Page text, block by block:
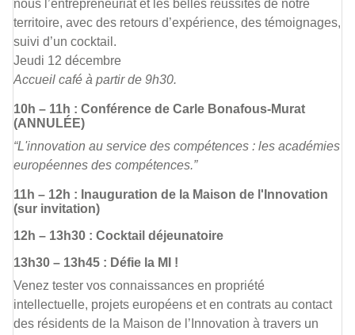
nous l’entrepreneuriat et les belles réussites de notre
territoire, avec des retours d’expérience, des témoignages,
suivi d’un cocktail.
Jeudi 12 décembre
Accueil café à partir de 9h30.
10h – 11h : Conférence de Carle Bonafous-Murat
(ANNULÉE)
“L'innovation au service des compétences : les académies
européennes des compétences.”
11h – 12h : Inauguration de la Maison de l'Innovation
(sur invitation)
12h – 13h30 : Cocktail déjeunatoire
13h30 – 13h45 : Défie la MI !
Venez tester vos connaissances en propriété
intellectuelle, projets européens et en contrats au contact
des résidents de la Maison de l’Innovation à travers un